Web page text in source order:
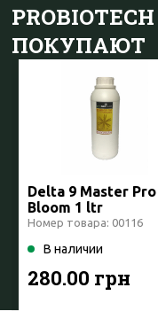
ПОКУПАЮТ
Delta 9 Master Pro
Bloom 1 ltr
ProBioTech
Номер товара: 00116
В наличии
280.00 грн